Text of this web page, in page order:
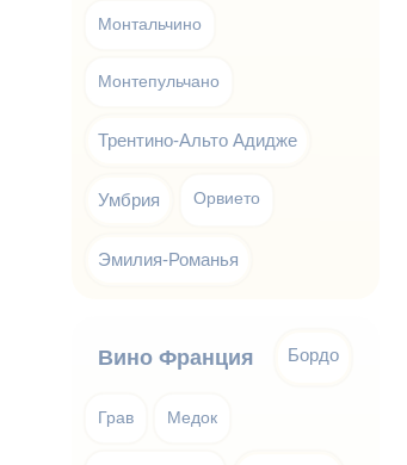
Монтальчино
Монтепульчано
Трентино-Альто Адидже
Умбрия Орвието
Эмилия-Романья
Вино Франция Бордо
Грав Медок